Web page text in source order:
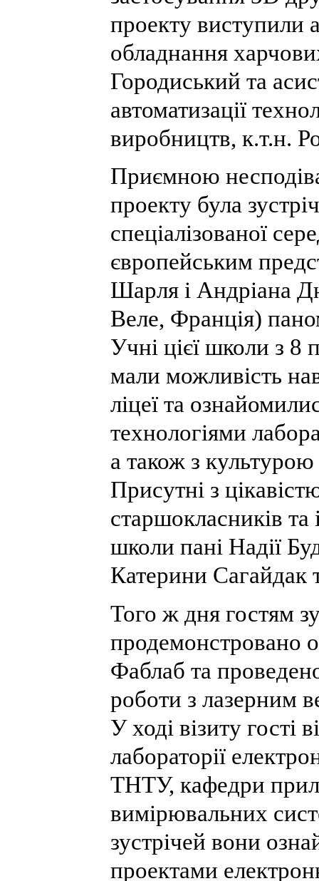
проекту виступили
обладнання
Городиський та
автоматизації
виробництв, к.т.н.
Приємною
проекту була
спеціалізованої
європейським
Шарля і Андріана
Веле, Франція)
Учні цієї школи з 8
мали можливість
ліцеї та
технологіями
а також з
Присутні з
старшокласників
школи пані Надії
Катерини Сагайдак
Того ж дня гостям
продемонстровано
Фаблаб та
роботи з лазерним
У ході візиту гості
лабораторії
ТНТУ, кафедри
вимірювальних
зустрічей вони
проектами